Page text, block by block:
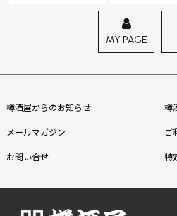
MY PAGE
樽酒屋からのお知らせ 樽
メールマガジン ご
お問い合せ 特